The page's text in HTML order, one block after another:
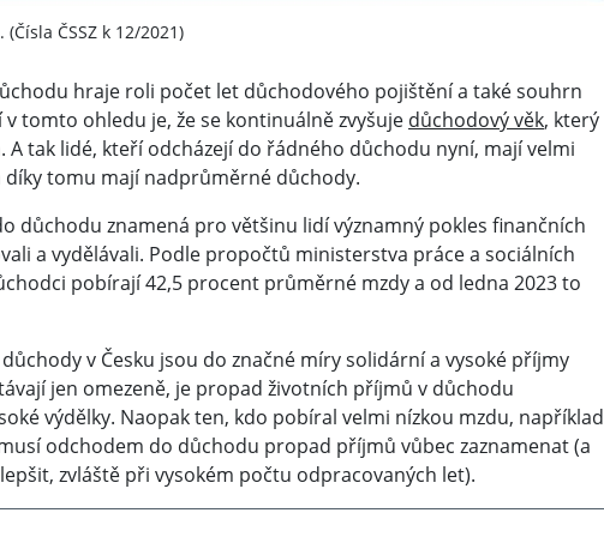
ČSSZ k 12/2021)
hraje roli počet let důchodového pojištění a také souhrn
tomto ohledu je, že se kontinuálně zvyšuje důchodový věk, který
A tak lidé, kteří odcházejí do řádného důchodu nyní, mají velmi
díky tomu mají nadprůměrné důchody.
důchodu znamená pro většinu lidí významný pokles finančních
a vydělávali. Podle propočtů ministerstva práce a sociálních
pobírají 42,5 procent průměrné mzdy a od ledna 2023 to
v Česku jsou do značné míry solidární a vysoké příjmy
jen omezeně, je propad životních příjmů v důchodu
výdělky. Naopak ten, kdo pobíral velmi nízkou mzdu, například
odchodem do důchodu propad příjmů vůbec zaznamenat (a
zvláště při vysokém počtu odpracovaných let).